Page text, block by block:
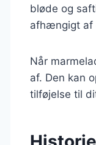
bløde og
afhængigt af
Når
af. Den kan
tilføjelse til